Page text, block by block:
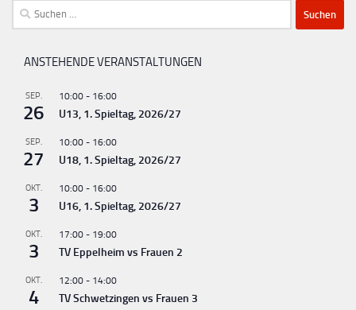
Suchen
nach:
ANSTEHENDE VERANSTALTUNGEN
SEP.
26
10:00 - 16:00
U13, 1. Spieltag, 2026/27
SEP.
27
10:00 - 16:00
U18, 1. Spieltag, 2026/27
OKT.
3
10:00 - 16:00
U16, 1. Spieltag, 2026/27
OKT.
3
17:00 - 19:00
TV Eppelheim vs Frauen 2
OKT.
4
12:00 - 14:00
TV Schwetzingen vs Frauen 3